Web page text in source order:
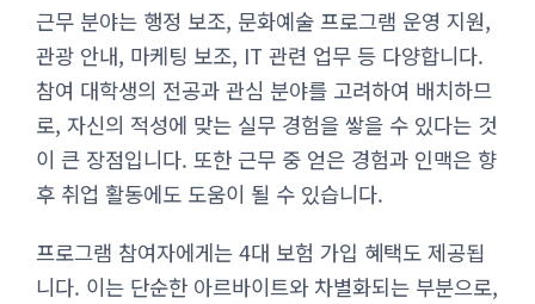
근무 분야는 행정 보조, 문화예술 프로그램 운영 지원,
관광 안내, 마케팅 보조, IT 관련 업무 등 다양합니다.
참여 대학생의 전공과 관심 분야를 고려하여 배치하므
로, 자신의 적성에 맞는 실무 경험을 쌓을 수 있다는 것
이 큰 장점입니다. 또한 근무 중 얻은 경험과 인맥은 향
후 취업 활동에도 도움이 될 수 있습니다.
프로그램 참여자에게는 4대 보험 가입 혜택도 제공됩
니다. 이는 단순한 아르바이트와 차별화되는 부분으로,